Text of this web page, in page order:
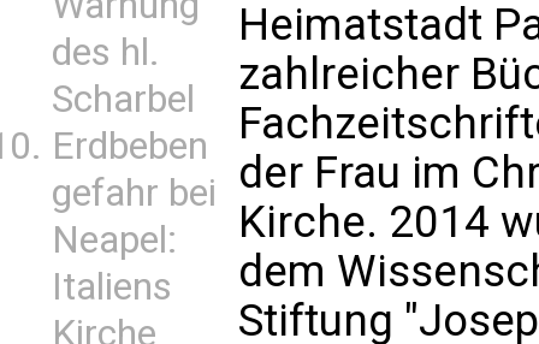
des hl.
Scharbel
Erdbeben
gefahr bei
Neapel:
Italiens
Kirche
Heimatstadt
zahlreicher
der Frau im
Kirche. 2014
dem
Stiftung